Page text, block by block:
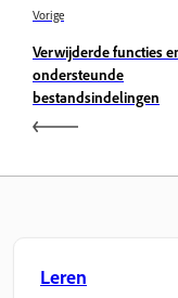
Vorige
Verwijderde functies
ondersteunde
bestandsindelingen
Leren